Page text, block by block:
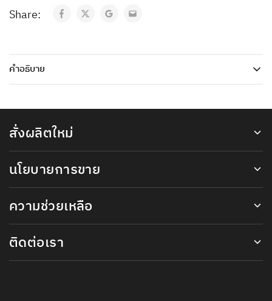
Share:
คำอธิบาย
สั่งผลิตใหม่
นโยบายการขาย
ความช่วยเหลือ
ติดต่อเรา